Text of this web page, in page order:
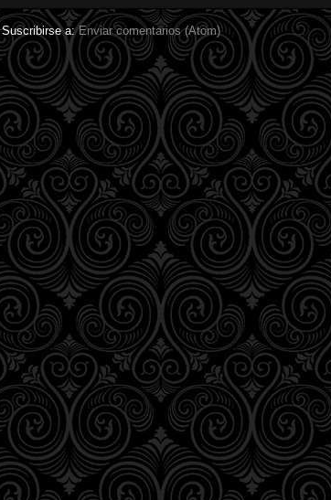
Suscribirse a:Enviar comentarios (Atom)